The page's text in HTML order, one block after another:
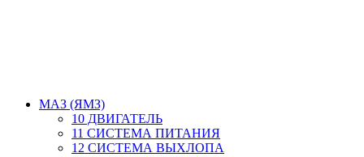
МАЗ (ЯМЗ)
10 ДВИГАТЕЛЬ
11 СИСТЕМА ПИТАНИЯ
12 СИСТЕМА ВЫХЛОПА